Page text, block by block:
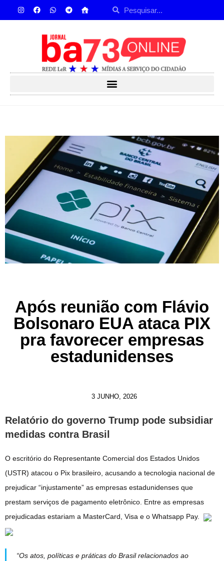
Após reunião com Flávio
Bolsonaro EUA ataca PIX
pra favorecer empresas
estadunidenses
3 JUNHO, 2026
Relatório do governo Trump pode subsidiar
medidas contra Brasil
O escritório do Representante Comercial dos Estados Unidos
(USTR) atacou o Pix brasileiro, acusando a tecnologia nacional de
prejudicar “injustamente” as empresas estadunidenses que
prestam serviços de pagamento eletrônico. Entre as empresas
prejudicadas estariam a MasterCard, Visa e o Whatsapp Pay.
“Os atos, políticas e práticas do Brasil relacionados ao